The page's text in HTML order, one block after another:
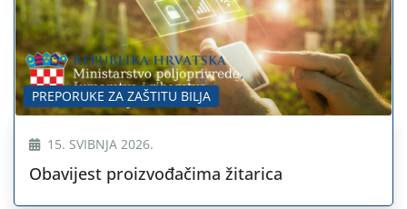
PREPORUKE ZA ZAŠTITU BILJA
15. SVIBNJA 2026.
Obavijest proizvođačima žitarica